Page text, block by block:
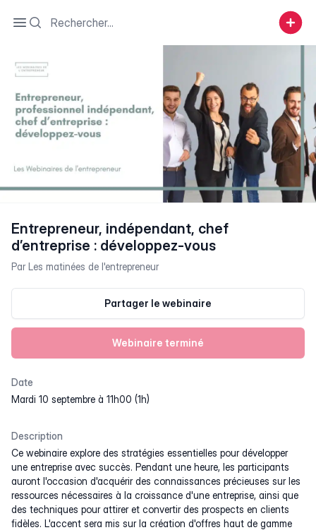
Open sidebar
Search
Entrepreneur, indépendant, chef
d’entreprise : développez-vous
ParLes matinées de l'entrepreneur
Partager le webinaire
Webinaire terminé
Date
mardi 10 septembre à 11h00 (1h)
Description
Ce webinaire explore des stratégies essentielles pour développer
une entreprise avec succès. Pendant une heure, les participants
auront l'occasion d'acquérir des connaissances précieuses sur les
ressources nécessaires à la croissance d'une entreprise, ainsi que
des techniques pour attirer et convertir des prospects en clients
fidèles. L'accent sera mis sur la création d'offres haut de gamme